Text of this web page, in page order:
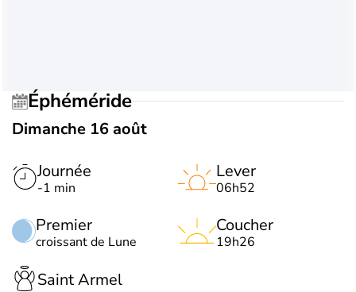
Éphéméride
Dimanche 16 août
Journée
-1 min
Premier
croissant de Lune
Lever
06h52
Coucher
19h26
Saint Armel